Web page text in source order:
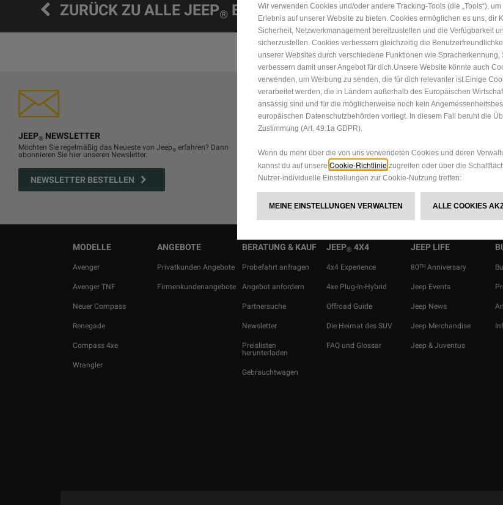
ZURÜCK ZU ALLE JEEP® EVENTS
JEEP® NEWSLETTER
Möchten Sie regelmäßig das Neueste von Jeep® erfahren? Dann
abonnieren Sie hier unseren Newsletter.
NEWSLETTER BESTELLEN
Alle Jeep® Events anzeigen
MEHR ENTDECKEN
MODELLE
Avenger
Avenger TNF
Neuer Compass
Renegade
Compass 4xe
Wrangler
ANGEBOTE
Privatkunden Angebote
Firmenkundenangebote
BERATUNG & KAUF
Probefahrt anfragen
Angebot anfordern
Partnersuche
Newsletter
Preislisten
herunterladen
Gebrauchtwagen
JEEP® 4X4
4x4 Experience
4xe Plug-In-Hybrid
Offroad Guide
Die Heimat des SUV
FAQ und Glossar
JEEP LIFE
80ᵀᴴ Anniversary
Jeep Events
Jeep News
Jeep Merchandise
Jeep & Juventus
Wir verwenden Cookies und/oder andere Tracking‑Tools (die „Tools“),
Erlebnis auf unserer Website zu bieten. Cookies ermöglichen es uns, dir
Sicherheit, Netzwerkmanagement bereitzustellen und die Verfügbarkeit
sicherzustellen. Cookies verbessern gleichzeitig die
unserer Websites durch verschiedene Funktionen wie Spracherkennung,
verbessern damit unser Angebot für dich.Unsere Website könnte auch
verwenden, um Werbung zu senden, die für dich relevanter ist.Einige
verarbeitet werden, die in Ländern außerhalb des Europäischen
ansässig sind und für die möglicherweise noch kein
europäischen Datenschutzbehörden vorliegt. In diesem Fall beruht die
Zustimmung (Art. 49.1a GDPR).
Wenn du mehr über die von uns verwendeten Cookies und deren
kannst du auf unsere Cookie-Richtlinie zugreifen oder über die
Nutzer-individuelle Einstellungen zur Cookie-Nutzung treffen:
MEINE EINSTELLUNGEN VERWALTEN ALLE COOKIES